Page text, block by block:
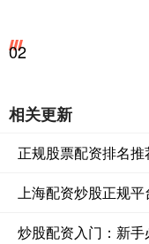
02
相关更新
正规股票配资排名推
上海配资炒股正规平
炒股配资入门：新